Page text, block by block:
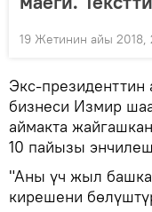
19 Жетинин айы 2018,
Экс-
бизнеси Измир
аймакта
10 пайызы
"Аны үч жыл
кирешени